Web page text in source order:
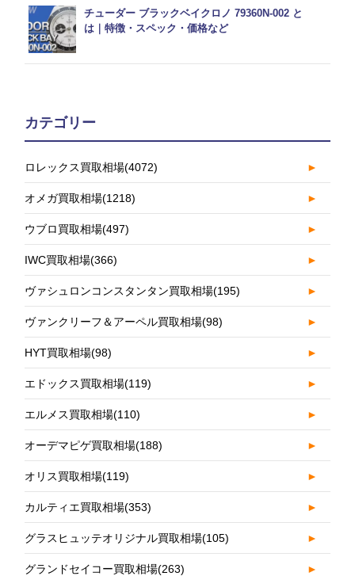
チューダー ブラックベイクロノ 79360N-002 と
は｜特徴・スペック・価格など
カテゴリー
ロレックス買取相場(4072) ►
オメガ買取相場(1218) ►
ウブロ買取相場(497) ►
IWC買取相場(366) ►
ヴァシュロンコンスタンタン買取相場(195) ►
ヴァンクリーフ＆アーペル買取相場(98) ►
HYT買取相場(98) ►
エドックス買取相場(119) ►
エルメス買取相場(110) ►
オーデマピゲ買取相場(188) ►
オリス買取相場(119) ►
カルティエ買取相場(353) ►
グラスヒュッテオリジナル買取相場(105) ►
グランドセイコー買取相場(263) ►